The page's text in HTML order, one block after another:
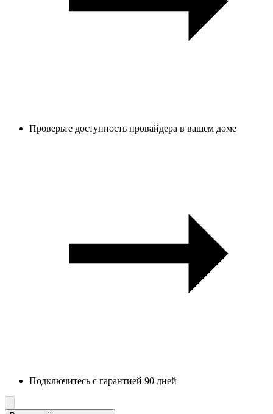
Проверьте доступность провайдера в вашем доме
Подключитесь с гарантией 90 дней